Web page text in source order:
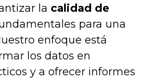
la calidad de
para una
enfoque está
los datos en
y a ofrecer informes